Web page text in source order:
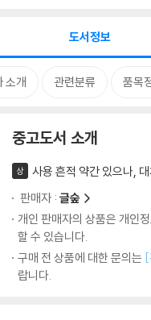
도서정보
소개 관련분류 품목
중고도서 소개
상
사용 흔적 약간 있으나,
판매자 : 글숲
개인 판매자의 상품은 개인
할 수 있습니다.
구매 전 상품에 대한 문의는
랍니다.